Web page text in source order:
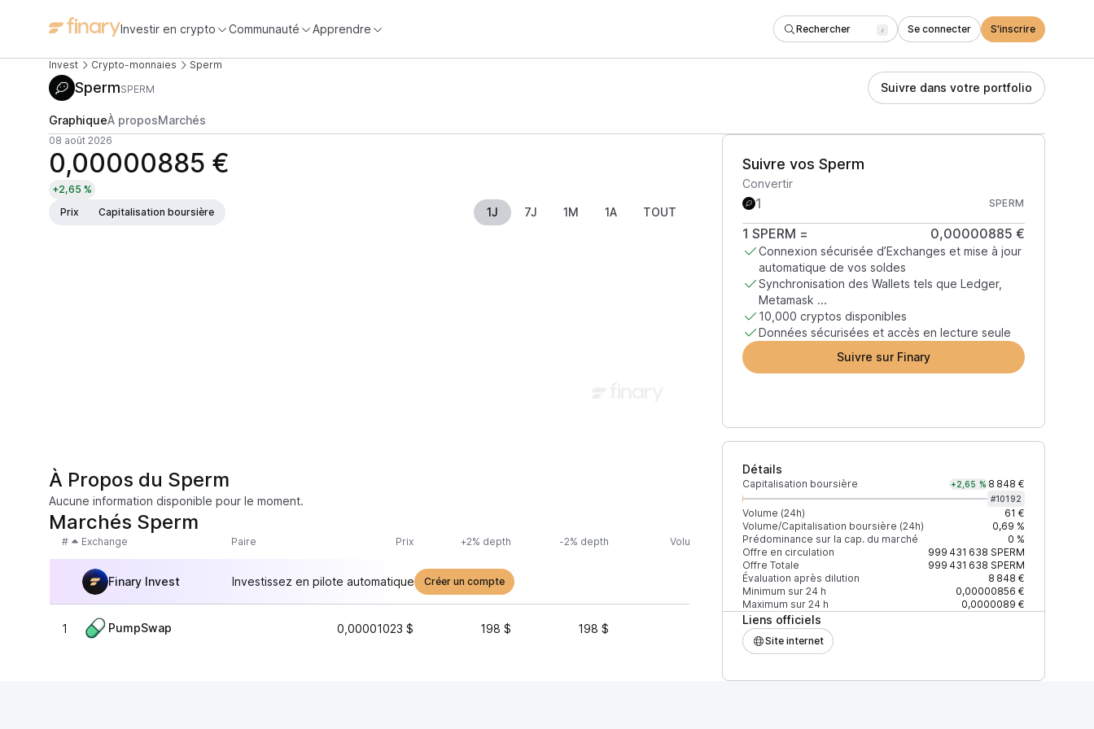
Investir en crypto Communauté Apprendre Rechercher / Se connecter S'inscrire
Invest Crypto-monnaies Sperm
SpermSPERM Suivre dans votre portfolio
GraphiqueÀ proposMarchés
08 août 2026
0,00000885 €
+2,65 %
Prix
Capitalisation boursière 1J 7J 1M 1A TOUT
Suivre vos Sperm
Convertir
SPERM
1 SPERM = 0,00000885 €
Connexion sécurisée d’Exchanges et mise à jour
automatique de vos soldes
Synchronisation des Wallets tels que Ledger,
Metamask ...
10,000 cryptos disponibles
Données sécurisées et accès en lecture seule
Suivre sur Finary
Détails
Capitalisation boursière +2,65 % 8 848 €
#10192
Volume (24h)
61 €
Volume/Capitalisation boursière (24h)
0,69 %
Prédominance sur la cap. du marché
0 %
Offre en circulation
999 431 638 SPERM
Offre Totale
999 431 638 SPERM
Évaluation après dilution
8 848 €
Minimum sur 24 h
0,00000856 €
Maximum sur 24 h
0,0000089 €
Liens officiels
Site internet
À Propos du Sperm
Aucune information disponible pour le moment.
Marchés Sperm
# Exchange Paire Prix +2% depth -2% depth Volume (24h) % du volume Confiance Mis à jour
Finary Invest Investissez en pilote automatique Créer un compte
1 PumpSwap 0,00001023 $ 198 $ 198 $ 100 %